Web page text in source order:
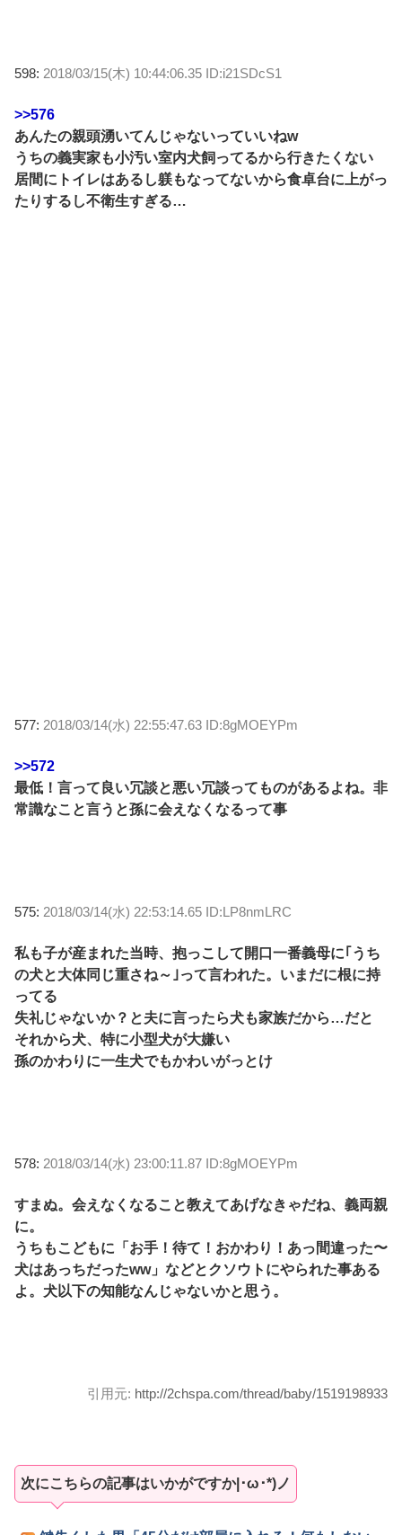
598: 2018/03/15(木) 10:44:06.35 ID:i21SDcS1
>>576
あんたの親頭湧いてんじゃないっていいねw
うちの義実家も小汚い室内犬飼ってるから行きたくない
居間にトイレはあるし躾もなってないから食卓台に上がっ
たりするし不衛生すぎる…
577: 2018/03/14(水) 22:55:47.63 ID:8gMOEYPm
>>572
最低！言って良い冗談と悪い冗談ってものがあるよね。非
常識なこと言うと孫に会えなくなるって事
575: 2018/03/14(水) 22:53:14.65 ID:LP8nmLRC
私も子が産まれた当時、抱っこして開口一番義母に｢うち
の犬と大体同じ重さね～｣って言われた。いまだに根に持
ってる
失礼じゃないか？と夫に言ったら犬も家族だから…だと
それから犬、特に小型犬が大嫌い
孫のかわりに一生犬でもかわいがっとけ
578: 2018/03/14(水) 23:00:11.87 ID:8gMOEYPm
すまぬ。会えなくなること教えてあげなきゃだね、義両親
に。
うちもこどもに「お手！待て！おかわり！あっ間違った〜
犬はあっちだったww」などとクソウトにやられた事ある
よ。犬以下の知能なんじゃないかと思う。
引用元: http://2chspa.com/thread/baby/1519198933
次にこちらの記事はいかがですか|･ω･*)ノ